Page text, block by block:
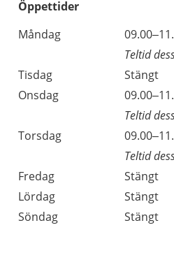
Öppettider
Dag
Öppettider
Kommentarer
Måndag
Teltid
Tisdag
Stängt
Onsdag
Teltid
Torsdag
Teltid
Fredag
Stängt
Lördag
Stängt
Söndag
Stängt